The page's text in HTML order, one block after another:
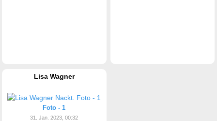
Lisa Wagner
Foto - 1
31. Jan. 2023, 00:32